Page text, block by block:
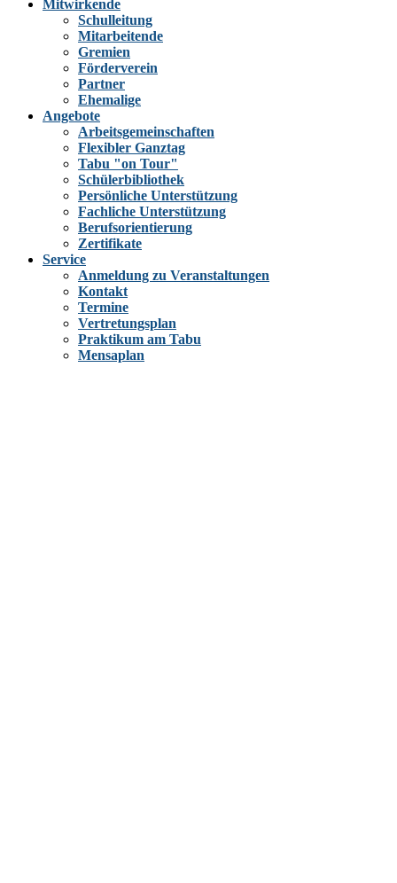
Mitwirkende
Schulleitung
Mitarbeitende
Gremien
Förderverein
Partner
Ehemalige
Angebote
Arbeitsgemeinschaften
Flexibler Ganztag
Tabu "on Tour"
Schülerbibliothek
Persönliche Unterstützung
Fachliche Unterstützung
Berufsorientierung
Zertifikate
Service
Anmeldung zu Veranstaltungen
Kontakt
Termine
Vertretungsplan
Praktikum am Tabu
Mensaplan